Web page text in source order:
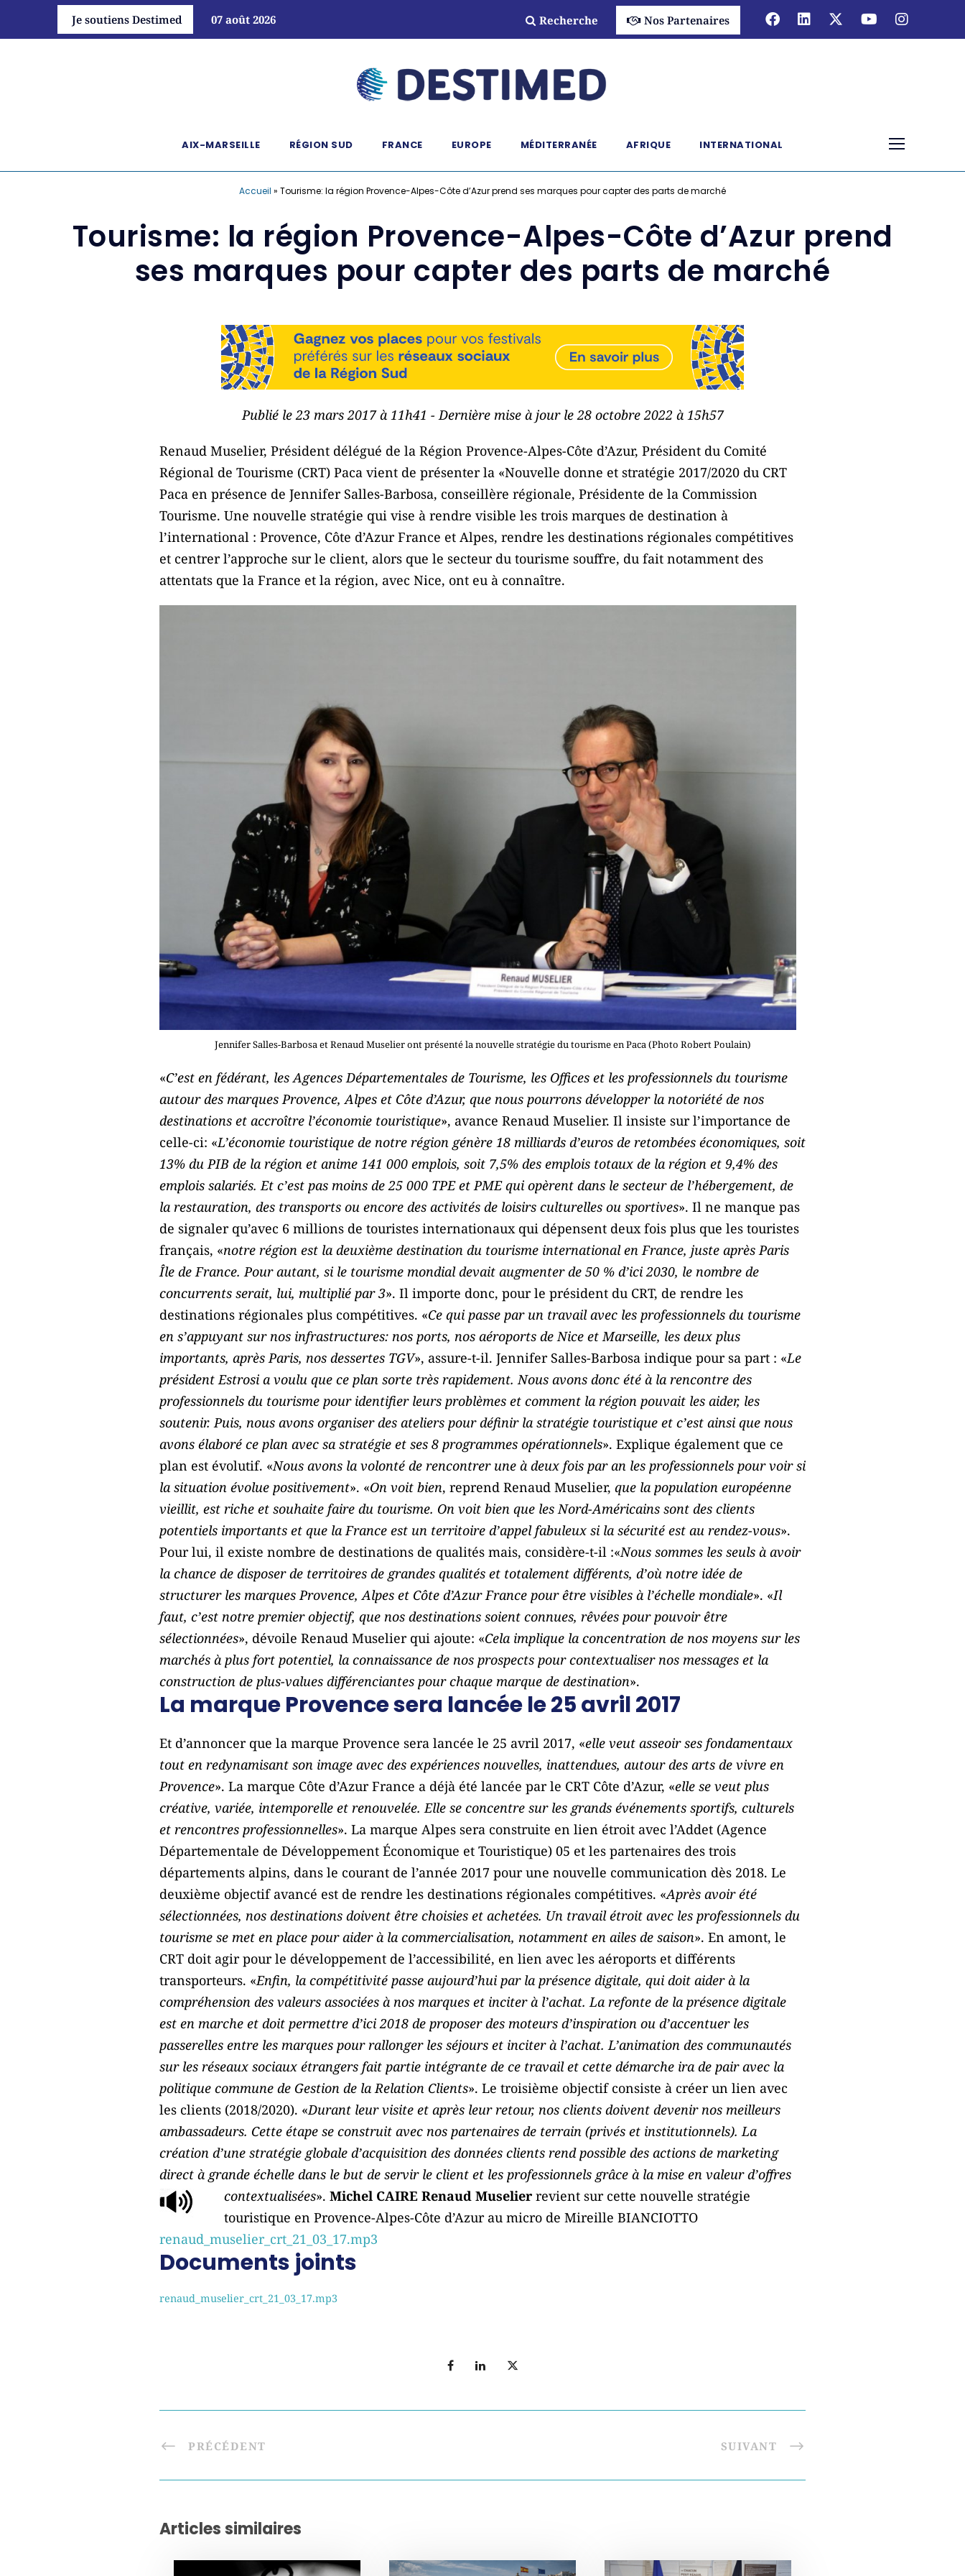
Je soutiens Destimed 07 août 2026 Recherche Nos Partenaires
AIX-MARSEILLE RÉGION SUD FRANCE EUROPE MÉDITERRANÉE AFRIQUE INTERNATIONAL
Accueil » Tourisme: la région Provence-Alpes-Côte d’Azur prend ses marques pour capter des parts de marché
Tourisme: la région Provence-Alpes-Côte d’Azur prend
ses marques pour capter des parts de marché
Publié le 23 mars 2017 à 11h41 - Dernière mise à jour le 28 octobre 2022 à 15h57
Renaud Muselier, Président délégué de la Région Provence-Alpes-Côte d’Azur, Président du Comité
Régional de Tourisme (CRT) Paca vient de présenter la «Nouvelle donne et stratégie 2017/2020 du CRT
Paca en présence de Jennifer Salles-Barbosa, conseillère régionale, Présidente de la Commission
Tourisme. Une nouvelle stratégie qui vise à rendre visible les trois marques de destination à
l’international : Provence, Côte d’Azur France et Alpes, rendre les destinations régionales compétitives
et centrer l’approche sur le client, alors que le secteur du tourisme souffre, du fait notamment des
attentats que la France et la région, avec Nice, ont eu à connaître.
Jennifer Salles-Barbosa et Renaud Muselier ont présenté la nouvelle stratégie du tourisme en Paca (Photo Robert Poulain)
«C’est en fédérant, les Agences Départementales de Tourisme, les Offices et les professionnels du tourisme
autour des marques Provence, Alpes et Côte d’Azur, que nous pourrons développer la notoriété de nos
destinations et accroître l’économie touristique», avance Renaud Muselier. Il insiste sur l’importance de
celle-ci: «L’économie touristique de notre région génère 18 milliards d’euros de retombées économiques, soit
13% du PIB de la région et anime 141 000 emplois, soit 7,5% des emplois totaux de la région et 9,4% des
emplois salariés. Et c’est pas moins de 25 000 TPE et PME qui opèrent dans le secteur de l’hébergement, de
la restauration, des transports ou encore des activités de loisirs culturelles ou sportives». Il ne manque pas
de signaler qu’avec 6 millions de touristes internationaux qui dépensent deux fois plus que les touristes
français, «notre région est la deuxième destination du tourisme international en France, juste après Paris
Île de France. Pour autant, si le tourisme mondial devait augmenter de 50 % d’ici 2030, le nombre de
concurrents serait, lui, multiplié par 3». Il importe donc, pour le président du CRT, de rendre les
destinations régionales plus compétitives. «Ce qui passe par un travail avec les professionnels du tourisme
en s’appuyant sur nos infrastructures: nos ports, nos aéroports de Nice et Marseille, les deux plus
importants, après Paris, nos dessertes TGV», assure-t-il. Jennifer Salles-Barbosa indique pour sa part : «Le
président Estrosi a voulu que ce plan sorte très rapidement. Nous avons donc été à la rencontre des
professionnels du tourisme pour identifier leurs problèmes et comment la région pouvait les aider, les
soutenir. Puis, nous avons organiser des ateliers pour définir la stratégie touristique et c’est ainsi que nous
avons élaboré ce plan avec sa stratégie et ses 8 programmes opérationnels». Explique également que ce
plan est évolutif. «Nous avons la volonté de rencontrer une à deux fois par an les professionnels pour voir si
la situation évolue positivement». «On voit bien, reprend Renaud Muselier, que la population européenne
vieillit, est riche et souhaite faire du tourisme. On voit bien que les Nord-Américains sont des clients
potentiels importants et que la France est un territoire d’appel fabuleux si la sécurité est au rendez-vous».
Pour lui, il existe nombre de destinations de qualités mais, considère-t-il :«Nous sommes les seuls à avoir
la chance de disposer de territoires de grandes qualités et totalement différents, d’où notre idée de
structurer les marques Provence, Alpes et Côte d’Azur France pour être visibles à l’échelle mondiale». «Il
faut, c’est notre premier objectif, que nos destinations soient connues, rêvées pour pouvoir être
sélectionnées», dévoile Renaud Muselier qui ajoute: «Cela implique la concentration de nos moyens sur les
marchés à plus fort potentiel, la connaissance de nos prospects pour contextualiser nos messages et la
construction de plus-values différenciantes pour chaque marque de destination».
La marque Provence sera lancée le 25 avril 2017
Et d’annoncer que la marque Provence sera lancée le 25 avril 2017, «elle veut asseoir ses fondamentaux
tout en redynamisant son image avec des expériences nouvelles, inattendues, autour des arts de vivre en
Provence». La marque Côte d’Azur France a déjà été lancée par le CRT Côte d’Azur, «elle se veut plus
créative, variée, intemporelle et renouvelée. Elle se concentre sur les grands événements sportifs, culturels
et rencontres professionnelles». La marque Alpes sera construite en lien étroit avec l’Addet (Agence
Départementale de Développement Économique et Touristique) 05 et les partenaires des trois
départements alpins, dans le courant de l’année 2017 pour une nouvelle communication dès 2018. Le
deuxième objectif avancé est de rendre les destinations régionales compétitives. «Après avoir été
sélectionnées, nos destinations doivent être choisies et achetées. Un travail étroit avec les professionnels du
tourisme se met en place pour aider à la commercialisation, notamment en ailes de saison». En amont, le
CRT doit agir pour le développement de l’accessibilité, en lien avec les aéroports et différents
transporteurs. «Enfin, la compétitivité passe aujourd’hui par la présence digitale, qui doit aider à la
compréhension des valeurs associées à nos marques et inciter à l’achat. La refonte de la présence digitale
est en marche et doit permettre d’ici 2018 de proposer des moteurs d’inspiration ou d’accentuer les
passerelles entre les marques pour rallonger les séjours et inciter à l’achat. L’animation des communautés
sur les réseaux sociaux étrangers fait partie intégrante de ce travail et cette démarche ira de pair avec la
politique commune de Gestion de la Relation Clients». Le troisième objectif consiste à créer un lien avec
les clients (2018/2020). «Durant leur visite et après leur retour, nos clients doivent devenir nos meilleurs
ambassadeurs. Cette étape se construit avec nos partenaires de terrain (privés et institutionnels). La
création d’une stratégie globale d’acquisition des données clients rend possible des actions de marketing
direct à grande échelle dans le but de servir le client et les professionnels grâce à la mise en valeur d’offres
contextualisées». Michel CAIRE Renaud Muselier revient sur cette nouvelle stratégie
touristique en Provence-Alpes-Côte d’Azur au micro de Mireille BIANCIOTTO
renaud_muselier_crt_21_03_17.mp3
Documents joints
renaud_muselier_crt_21_03_17.mp3
PRÉCÉDENT SUIVANT
Articles similaires